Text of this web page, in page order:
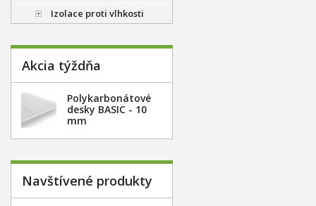
Izolace proti vlhkosti
Akcia týždňa
Polykarbonátové
desky BASIC - 10
mm
Navštívené produkty